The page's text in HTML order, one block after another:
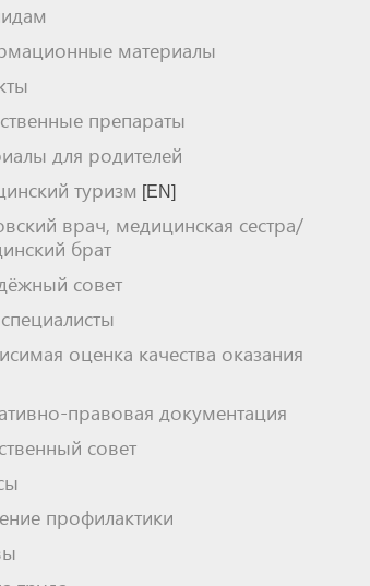
материалы
препараты
для родителей
туризм [EN]
врач, медицинская сестра/
брат
совет
оценка качества оказания
правовая документация
совет
профилактики